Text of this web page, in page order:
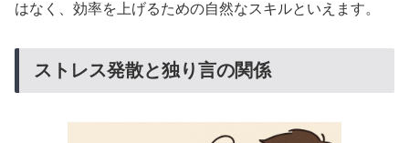
はなく、効率を上げるための自然なスキルといえます。
ストレス発散と独り言の関係